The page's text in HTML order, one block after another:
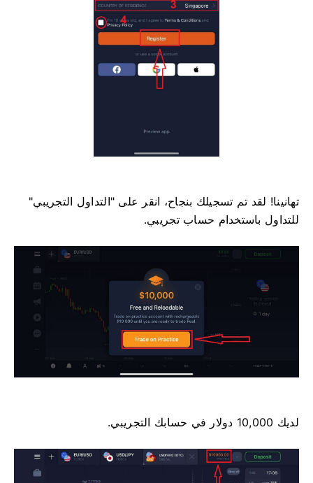
تهانينا! لقد تم تسجيلك بنجاح، انقر على "التداول التجريبي"
للتداول باستخدام حساب تجريبي.
لديك 10,000 دولار في حسابك التجريبي.